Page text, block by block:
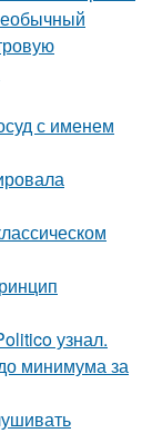
с именем
узнал.
минимума за